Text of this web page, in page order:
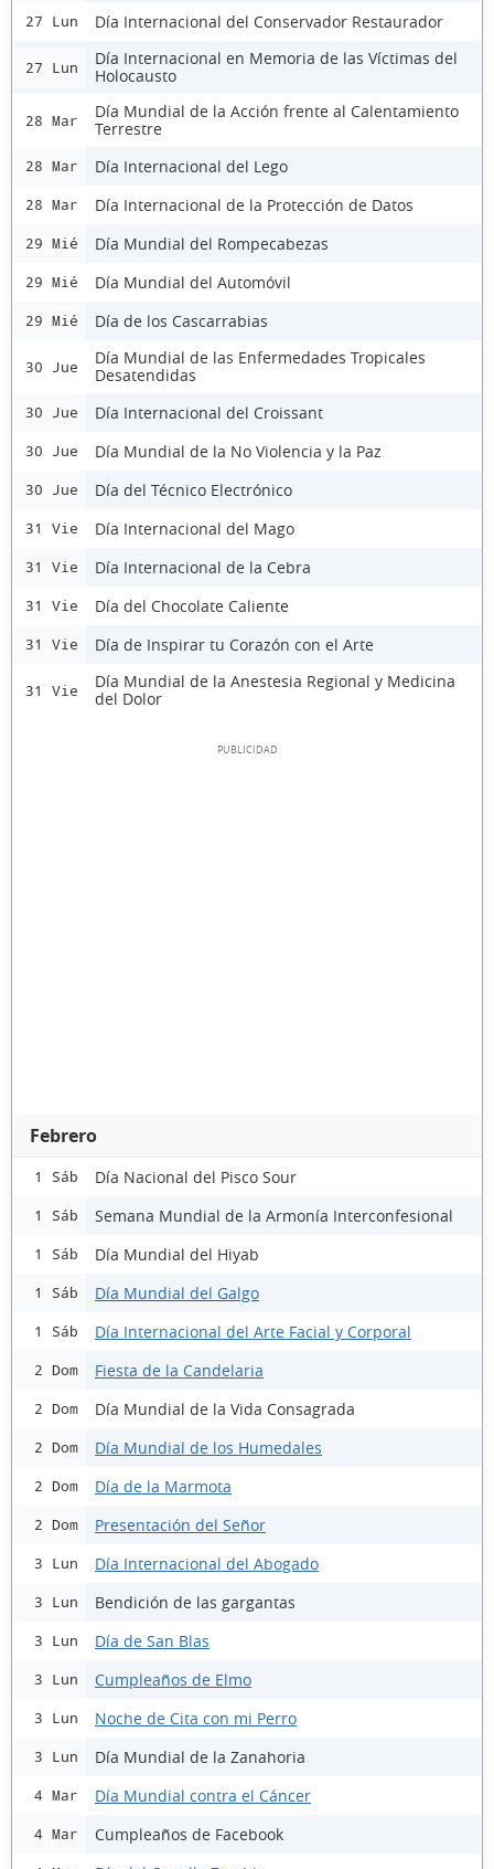
27 Lun Día Internacional del Conservador Restaurador
27 Lun
Día Internacional en Memoria de las Víctimas del
Holocausto
28 Mar
Día Mundial de la Acción frente al Calentamiento
Terrestre
28 Mar Día Internacional del Lego
28 Mar Día Internacional de la Protección de Datos
29 Mié Día Mundial del Rompecabezas
29 Mié Día Mundial del Automóvil
29 Mié Día de los Cascarrabias
30 Jue
Día Mundial de las Enfermedades Tropicales
Desatendidas
30 Jue Día Internacional del Croissant
30 Jue Día Mundial de la No Violencia y la Paz
30 Jue Día del Técnico Electrónico
31 Vie Día Internacional del Mago
31 Vie Día Internacional de la Cebra
31 Vie Día del Chocolate Caliente
31 Vie Día de Inspirar tu Corazón con el Arte
31 Vie
Día Mundial de la Anestesia Regional y Medicina
del Dolor
Febrero
1 Sáb Día Nacional del Pisco Sour
1 Sáb Semana Mundial de la Armonía Interconfesional
1 Sáb Día Mundial del Hiyab
1 Sáb Día Mundial del Galgo
1 Sáb Día Internacional del Arte Facial y Corporal
2 Dom Fiesta de la Candelaria
2 Dom Día Mundial de la Vida Consagrada
2 Dom Día Mundial de los Humedales
2 Dom Día de la Marmota
2 Dom Presentación del Señor
3 Lun Día Internacional del Abogado
3 Lun Bendición de las gargantas
3 Lun Día de San Blas
3 Lun Cumpleaños de Elmo
3 Lun Noche de Cita con mi Perro
3 Lun Día Mundial de la Zanahoria
4 Mar Día Mundial contra el Cáncer
4 Mar Cumpleaños de Facebook